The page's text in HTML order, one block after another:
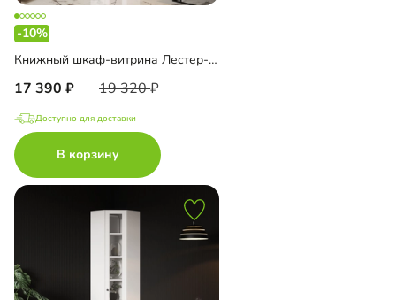
-10%
Книжный шкаф-витрина Лестер-9-500 угловой
17 390 19 320
Доступно для доставки
В корзину